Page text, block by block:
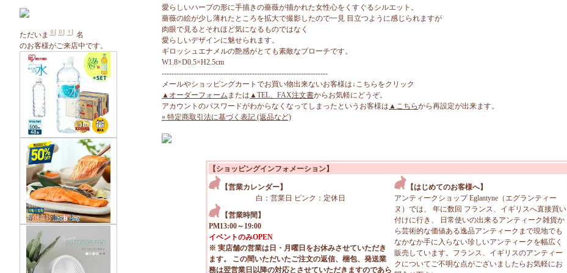
ただいま
名
のお客様がご来店中です。
愛らしいハープの形に手描きの薔薇が描かれた女性心をくすぐるシルエット。
薔薇の絵が少し薄れたところを拡大で撮影したので一見 目立つように感じられますが
肉眼で見るとそれほど気になるものではなく
愛らしいデザインに魅せられます。
ギロッシュエナメルの艶感がとても素敵なブローチです。
W1.8×D0.5×H2.5cm
--------------------------------------------------------------------
メールやショッピングカートでお買い物出来ないお客様は↓こちらをクリック
▲オーダーフォーム または ▲TEL、FAX注文書からお気軽にどうぞ。
アカウントのパスワードがわからなくなってしまったというお客様は ▲こちらから再設定が出来ます。
» 特定商取引法に基づく表記 (返品など)
【ショッピングインフォメーション】
【営業カレンダー】
白：営業日 ピンク：定休日
【営業時間】
PM13:00～19:00
イベントのみOPEN
※ 実店舗の営業は日・月曜日をお休みさせていただき
ます。 この間いただいたご注文の返信、梱包、発送業
務は翌営業日以降の対応とさせていただきますのであら
【はじめてのお客様へ】
アンティークショップ Eglantyne（エグランティー
ヌ）では、 年に数回 フランス、イギリスへ直接買い
付けに行き、 日常使いの出来るアンティーク雑貨か
ら芸術的な価値ある逸品アンティークまで現地でも
なかなか手に入らない珍しいアンティークを幅広く
販売しています。フランス、イギリスのアンティー
クについてご不明な点がございましたらお気軽にお